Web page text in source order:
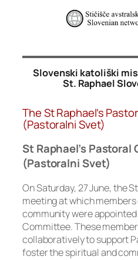
Slovenski katoliški
St. Raphael
The St Raphael’s
(Pastoralni Svet)
St Raphael’s
(Pastoralni Svet)
On Saturday, 27 June, the
meeting at which
community were
Committee. These
collaboratively to support
foster the spiritual and